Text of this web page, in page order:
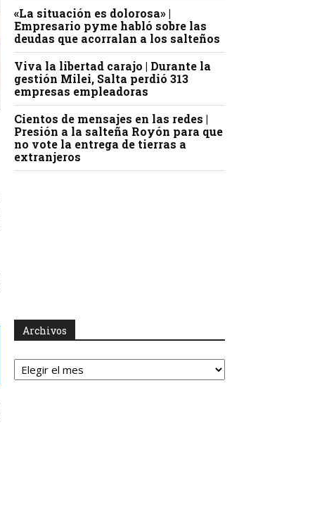
«La situación es dolorosa» |
Empresario pyme habló sobre las
deudas que acorralan a los salteños
Viva la libertad carajo | Durante la
gestión Milei, Salta perdió 313
empresas empleadoras
Cientos de mensajes en las redes |
Presión a la salteña Royón para que
no vote la entrega de tierras a
extranjeros
Archivos
Archivos